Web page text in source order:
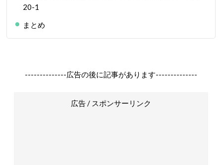
20-1
まとめ
--------------広告の後に記事があります--------------
広告 / スポンサーリンク